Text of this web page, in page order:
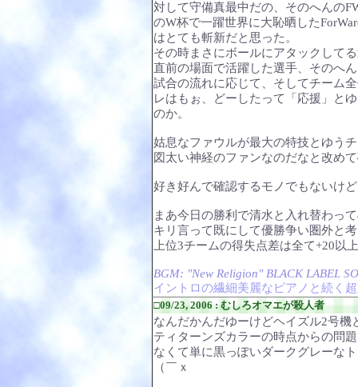
対して守備真最中だの、そのへんの
のW杯で一躍世界に大恥晒した
はとても斬新だと思った。
その時まさにボールにアタックして
直前の場面で活躍した選手、そのへ
試合の流れに応じて、そしてチーム
レはもぉ、どーしたって「応援」と
のか。
姑息なファウルが最大の特技とゆう
図太い神経のファンなのだなと改め
好き好んで確認するモノでもないけ
まあ今日の勝利で清水と入れ替わっ
キリ言って既にして優勝争い圏外と
上位3チームの得失点差は全て+20以
BGM: "New Religion" BLACK LABEL
イントロの繊細美麗なピアノと続く
□09/23, 2006 : むしろオマエが殺人者
なんだかんだゆーけどヘイズル2号
ティターンズカラーの時点からの問
なくて単に黒っぽいダークグレーな
（￣ｘ